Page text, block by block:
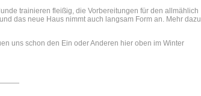
trainieren fleißig, die Vorbereitungen für den allmählich
das neue Haus nimmt auch langsam Form an. Mehr dazu
uns schon den Ein oder Anderen hier oben im Winter